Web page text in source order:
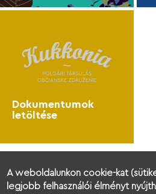
Dokumentumok
letöltése
A weboldalunkon cookie-kat
legjobb felhasználói élményt